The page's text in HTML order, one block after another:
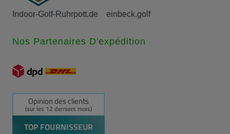
Indoor-Golf-Ruhrpott.de einbeck.golf
Nos Partenaires D'expédition